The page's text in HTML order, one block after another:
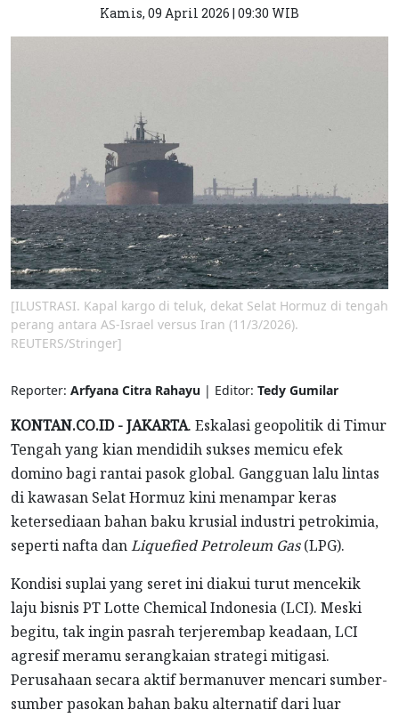
Kamis, 09 April 2026 | 09:30 WIB
[ILUSTRASI. Kapal kargo di teluk, dekat Selat Hormuz di tengah
perang antara AS-Israel versus Iran (11/3/2026).
REUTERS/Stringer]
Reporter: Arfyana Citra Rahayu | Editor: Tedy Gumilar
KONTAN.CO.ID - JAKARTA. Eskalasi geopolitik di Timur
Tengah yang kian mendidih sukses memicu efek
domino bagi rantai pasok global. Gangguan lalu lintas
di kawasan Selat Hormuz kini menampar keras
ketersediaan bahan baku krusial industri petrokimia,
seperti nafta danLiquefied Petroleum Gas(LPG).
Kondisi suplai yang seret ini diakui turut mencekik
laju bisnis PT Lotte Chemical Indonesia (LCI). Meski
begitu, tak ingin pasrah terjerembap keadaan, LCI
agresif meramu serangkaian strategi mitigasi.
Perusahaan secara aktif bermanuver mencari sumber-
sumber pasokan bahan baku alternatif dari luar